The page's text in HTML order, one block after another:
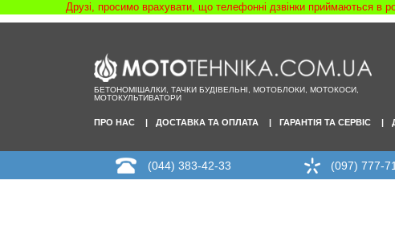
Друзі, просимо врахувати, що телефонні дзвінки приймаються в
БЕТОНОМІШАЛКИ, ТАЧКИ БУДІВЕЛЬНІ, МОТОБЛОКИ, МОТОКОСИ,
МОТОКУЛЬТИВАТОРИ
ПРО НАС ДОСТАВКА ТА ОПЛАТА ГАРАНТІЯ ТА СЕРВІС
(044) 383-42-33 (097) 777-